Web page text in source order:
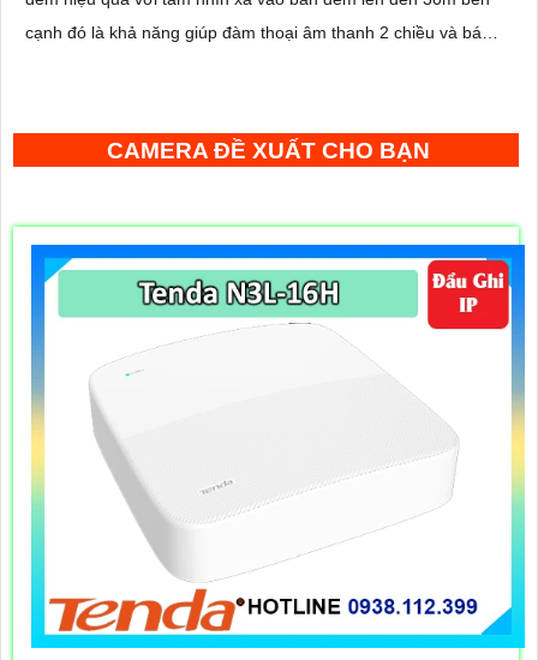
cạnh đó là khả năng giúp đàm thoại âm thanh 2 chiều và báo
CAMERA ĐỀ XUẤT CHO BẠN